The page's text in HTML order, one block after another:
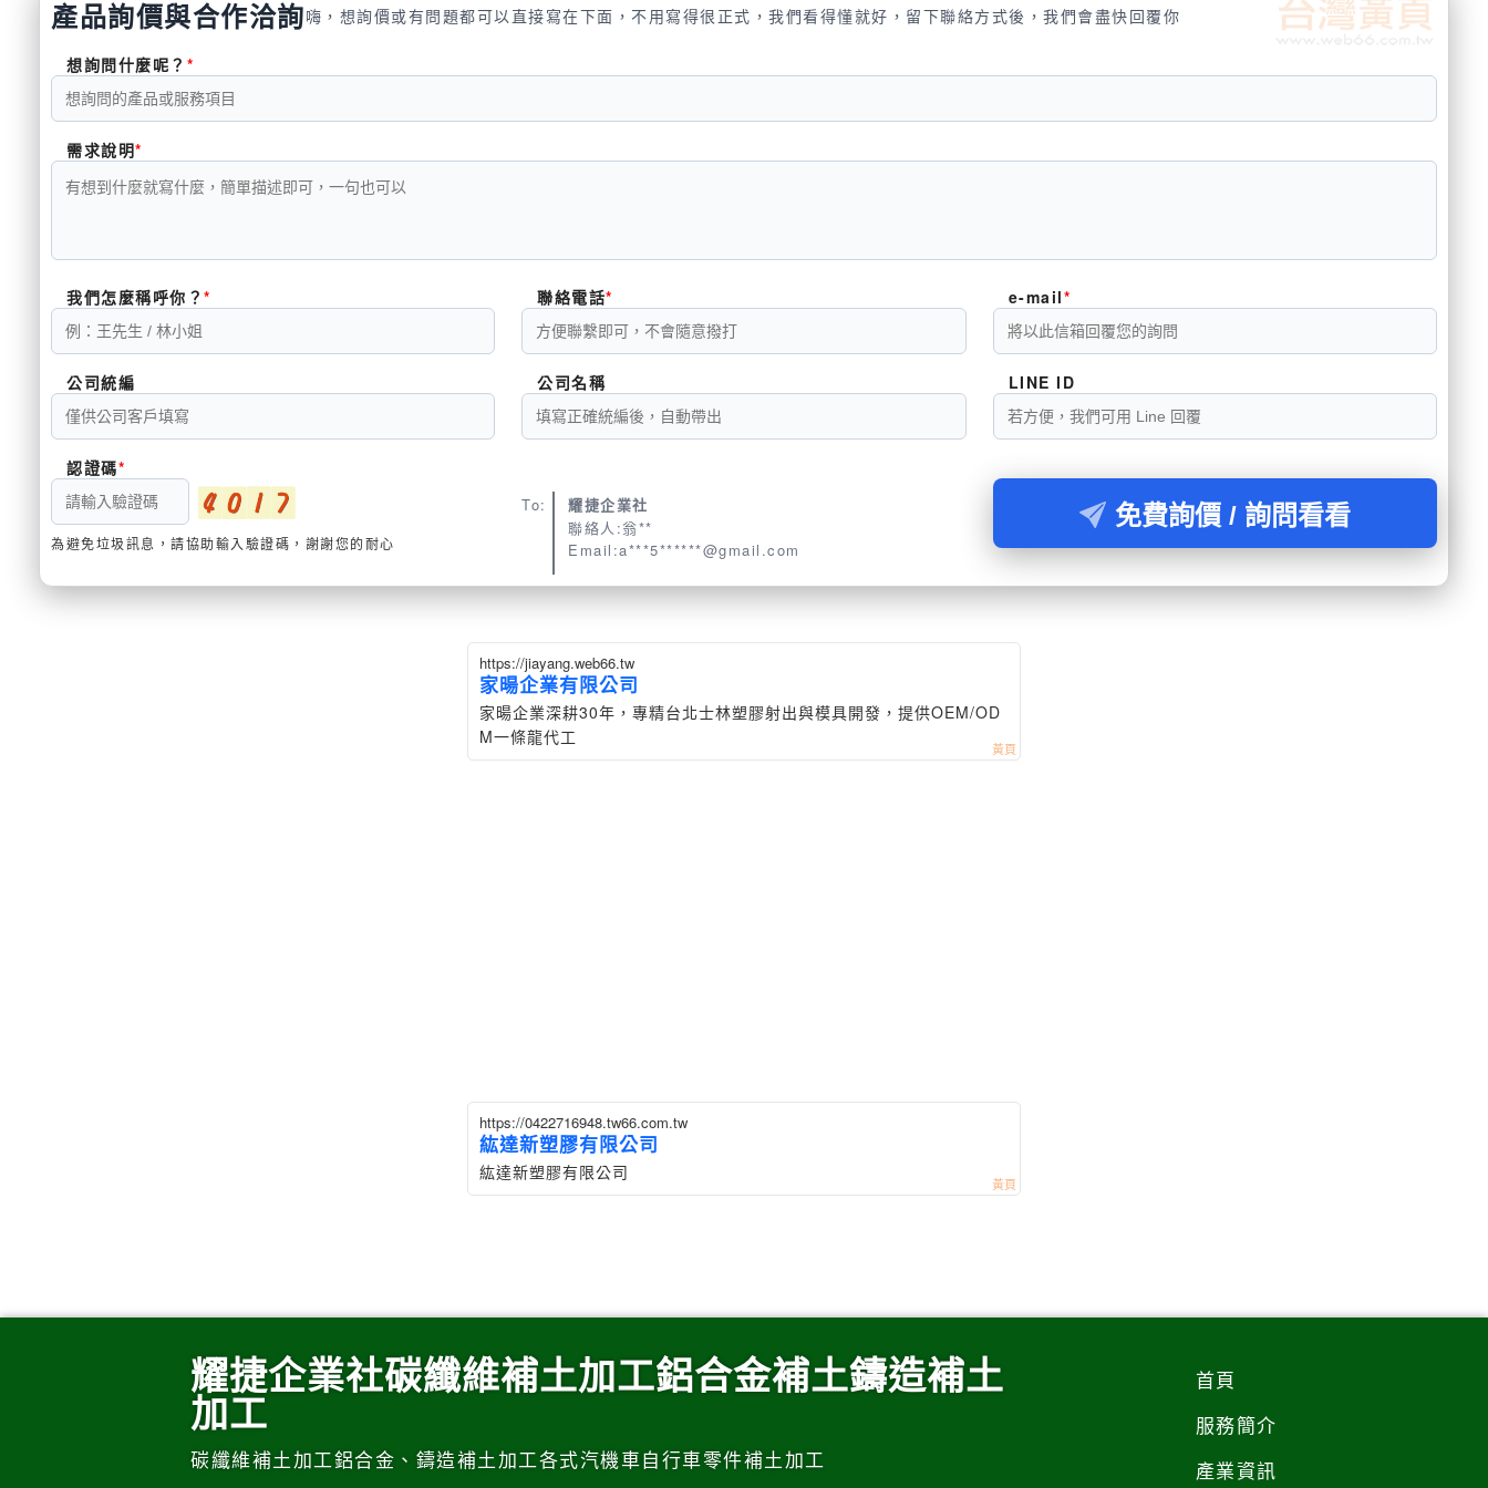
產品詢價與合作洽詢嗨，想詢價或有問題都可以直接寫在下面，不用寫得很正式，我們看得懂就好，留下聯絡方式後，我們會盡快回覆你
想詢問什麼呢？
需求說明
我們怎麼稱呼你？ 聯絡電話 e-mail
公司統編 公司名稱 LINE ID
認證碼
為避免垃圾訊息，請協助輸入驗證碼，謝謝您的耐心
To:
耀捷企業社
聯絡人:翁**
Email:a***5******@gmail.com
免費詢價 / 詢問看看
https://jiayang.web66.tw
家暘企業有限公司
家暘企業深耕30年，專精台北士林塑膠射出與模具開發，提供OEM/OD
M一條龍代工
https://0422716948.tw66.com.tw
紘達新塑膠有限公司
紘達新塑膠有限公司
耀捷企業社碳纖維補土加工鋁合金補土鑄造補土
加工
碳纖維補土加工鋁合金、鑄造補土加工各式汽機車自行車零件補土加工
首頁
服務簡介
產業資訊